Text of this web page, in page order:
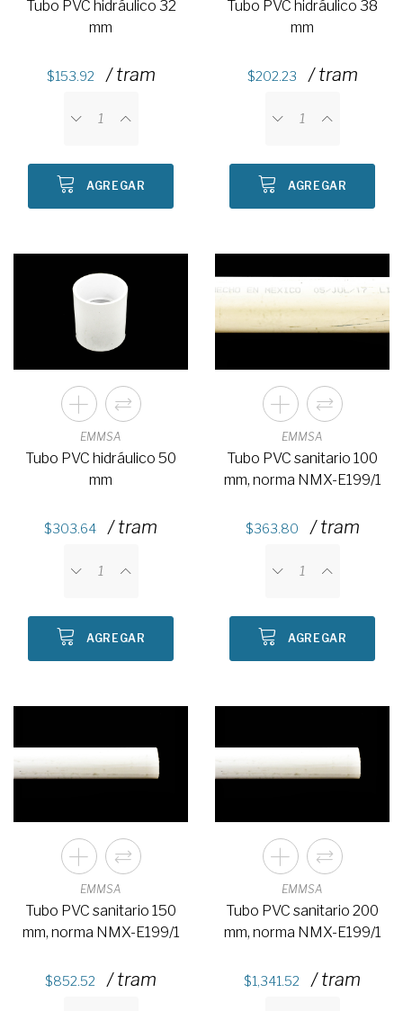
Tubo PVC hidráulico 32
mm
153.92 / tram
AGREGAR
Tubo PVC hidráulico 38
mm
202.23 / tram
AGREGAR
EMMSA
Tubo PVC hidráulico 50
mm
303.64 / tram
AGREGAR
EMMSA
Tubo PVC sanitario 100
mm, norma NMX-E199/1
363.80 / tram
AGREGAR
EMMSA
Tubo PVC sanitario 150
mm, norma NMX-E199/1
852.52 / tram
EMMSA
Tubo PVC sanitario 200
mm, norma NMX-E199/1
1,341.52 / tram